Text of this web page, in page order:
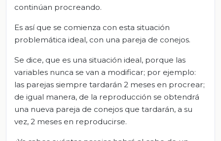
continúan procreando.
Es así que se comienza con esta situación
problemática ideal, con una pareja de conejos.
Se dice, que es una situación ideal, porque las
variables nunca se van a modificar; por ejemplo:
las parejas siempre tardarán 2 meses en procrear;
de igual manera, de la reproducción se obtendrá
una nueva pareja de conejos que tardarán, a su
vez, 2 meses en reproducirse.